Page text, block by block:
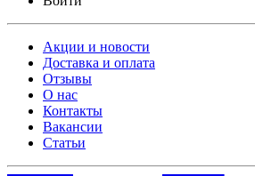
Акции и новости
Доставка и оплата
Отзывы
О нас
Контакты
Вакансии
Статьи